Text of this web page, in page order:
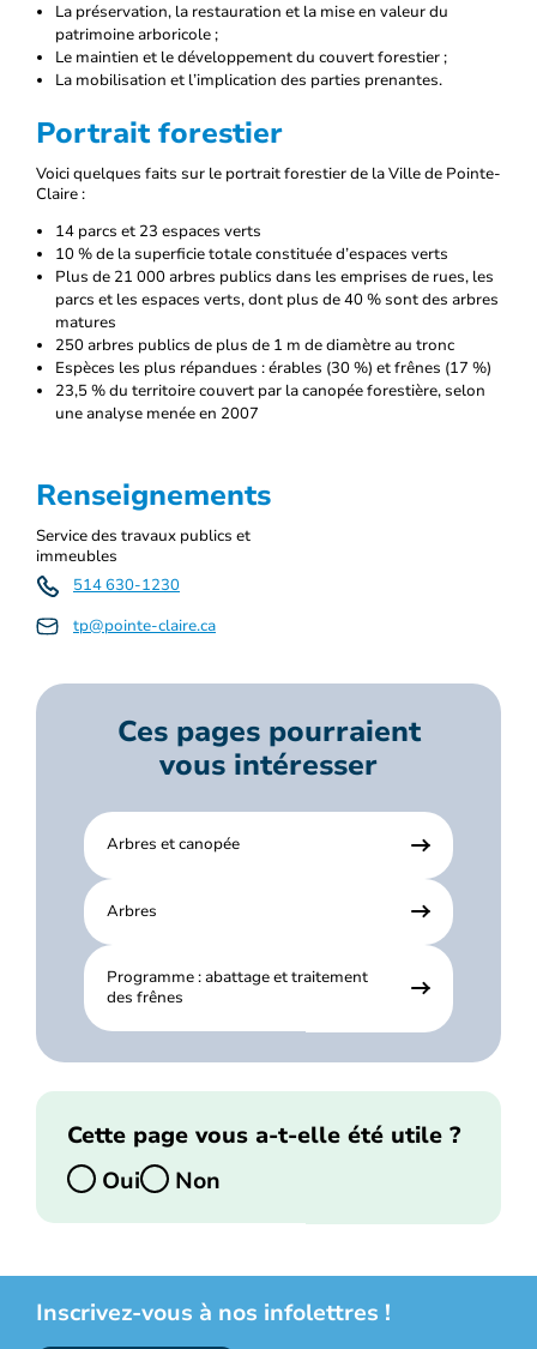
La préservation, la restauration et la mise en valeur du
patrimoine arboricole ;
Le maintien et le développement du couvert forestier ;
La mobilisation et l’implication des parties prenantes.
Portrait forestier
Voici quelques faits sur le portrait forestier de la Ville de Pointe-
Claire :
14 parcs et 23 espaces verts
10 % de la superficie totale constituée d’espaces verts
Plus de 21 000 arbres publics dans les emprises de rues, les
parcs et les espaces verts, dont plus de 40 % sont des arbres
matures
250 arbres publics de plus de 1 m de diamètre au tronc
Espèces les plus répandues : érables (30 %) et frênes (17 %)
23,5 % du territoire couvert par la canopée forestière, selon
une analyse menée en 2007
Renseignements
Service des travaux publics et
immeubles
514 630-1230
tp@pointe-claire.ca
Ces pages pourraient
vous intéresser
Arbres et canopée
Arbres
Programme : abattage et traitement
des frênes
Cette page vous a-t-elle été utile ?
Oui
Non
Inscrivez-vous à nos infolettres !